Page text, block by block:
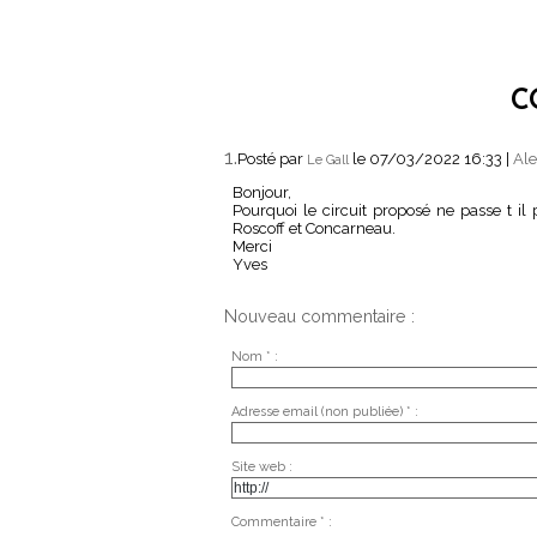
1.Posté par Le Gall le 07/03/2022 16:33
Bonjour,
Pourquoi le circuit proposé ne passe t il
Roscoff et Concarneau.
Merci
Yves
Nouveau commentaire :
Nom * :
Adresse email (non publiée) * :
Site web :
Commentaire * :